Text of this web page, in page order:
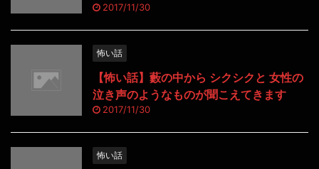
2017/11/30
怖い話
【怖い話】藪の中から シクシクと 女性の
泣き声のようなものが聞こえてきます
2017/11/30
怖い話